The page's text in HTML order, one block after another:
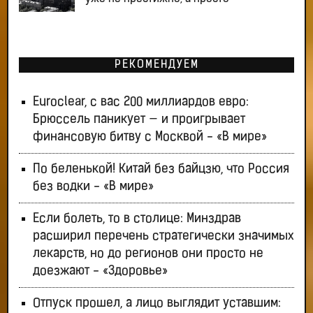
РЕКОМЕНДУЕМ
Euroclear, с вас 200 миллиардов евро:
Брюссель паникует — и проигрывает
финансовую битву с Москвой - «В мире»
По беленькой! Китай без байцзю, что Россия
без водки - «В мире»
Если болеть, то в столице: Минздрав
расширил перечень стратегически значимых
лекарств, но до регионов они просто не
доезжают - «Здоровье»
Отпуск прошел, а лицо выглядит уставшим: